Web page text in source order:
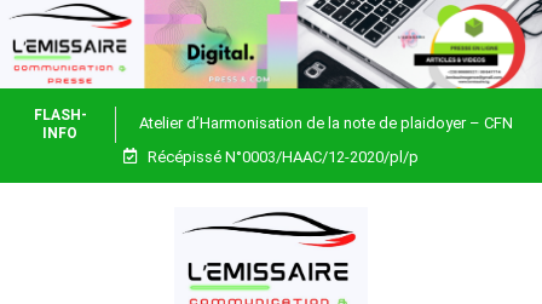
FLASH-
INFO
Atelier d’Harmonisation de la note de plaidoyer – CFN
Togo
Récépissé N°0003/HAAC/12-2020/pl/p